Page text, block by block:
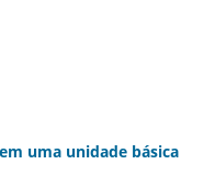
uma unidade básica